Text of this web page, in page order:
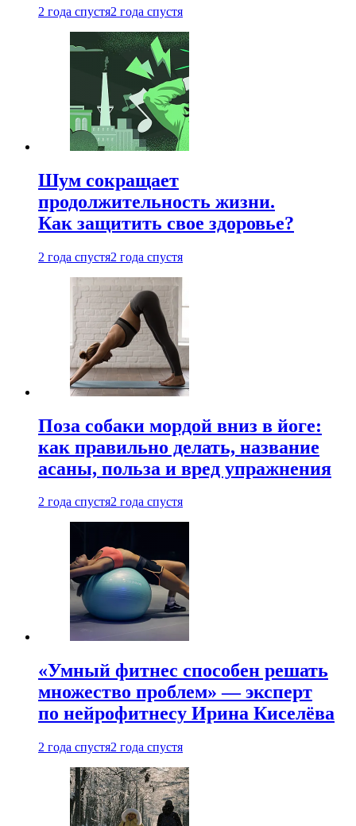
2 года спустя2 года спустя
Шум сокращает
продолжительность жизни.
Как защитить свое здоровье?
2 года спустя2 года спустя
Поза собаки мордой вниз в йоге:
как правильно делать, название
асаны, польза и вред упражнения
2 года спустя2 года спустя
«Умный фитнес способен решать
множество проблем» — эксперт
по нейрофитнесу Ирина Киселёва
2 года спустя2 года спустя